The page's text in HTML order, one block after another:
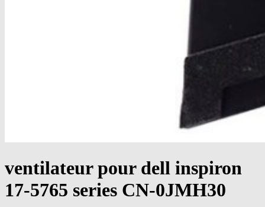
ventilateur pour dell inspiron
17-5765 series CN-0JMH30